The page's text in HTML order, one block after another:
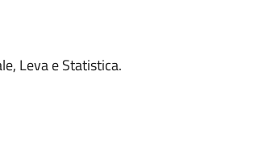
Leva e Statistica.